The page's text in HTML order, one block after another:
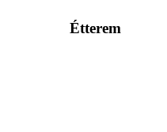
Étterem